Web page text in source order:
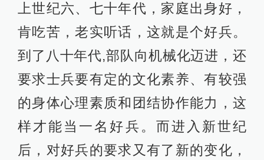
上世纪六、七十年代，家庭出身好，
肯吃苦，老实听话，这就是个好兵。
到了八十年代,部队向机械化迈进，还
要求士兵要有定的文化素养、有较强
的身体心理素质和团结协作能力，这
样才能当一名好兵。而进入新世纪
后，对好兵的要求又有了新的变化，